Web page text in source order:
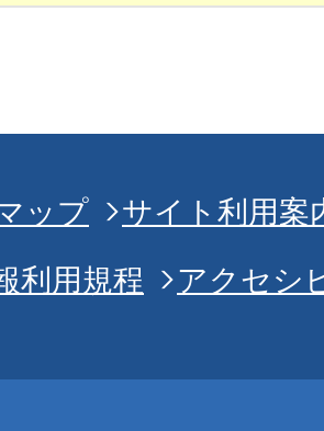
ップ
サイト利用案
利用規程
アクセシ